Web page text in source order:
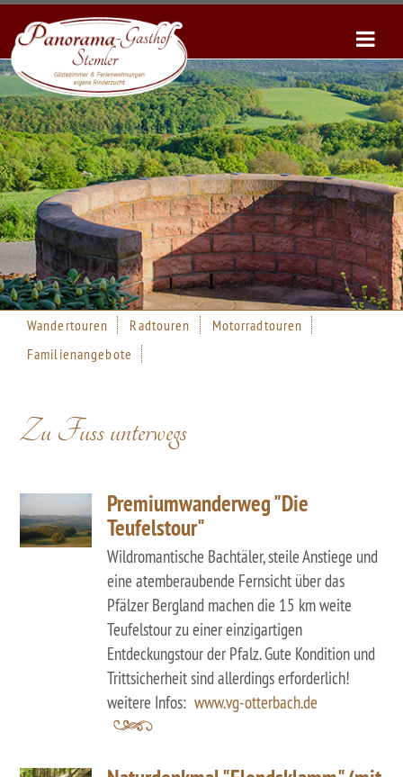
Wandertouren Radtouren
Motorradtouren
Familienangebote
Zu Fuss unterwegs
Premiumwanderweg "Die
Teufelstour"
Wildromantische Bachtäler, steile Anstiege und
eine atemberaubende Fernsicht über das
Pfälzer Bergland machen die 15 km weite
Teufelstour zu einer einzigartigen
Entdeckungstour der Pfalz. Gute Kondition und
Trittsicherheit sind allerdings erforderlich!
weitere Infos: www.vg-otterbach.de